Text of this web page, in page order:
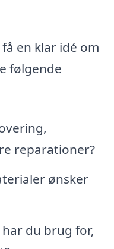
en klar idé om
følgende
reparationer?
ønsker
du brug for,